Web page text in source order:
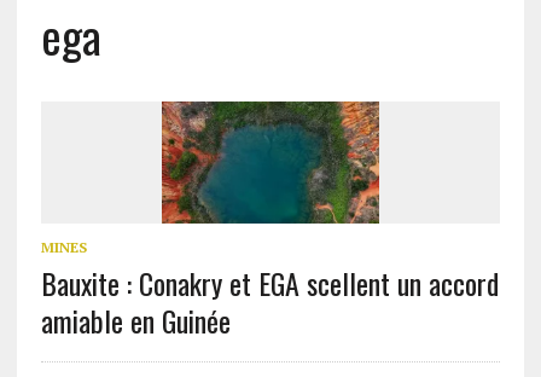
ega
MINES
Bauxite : Conakry et EGA scellent un accord
amiable en Guinée